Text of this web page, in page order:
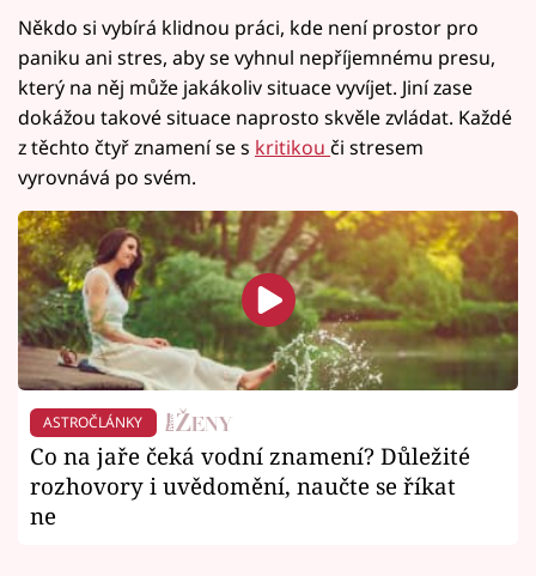
Někdo si vybírá klidnou práci, kde není prostor pro
paniku ani stres, aby se vyhnul nepříjemnému presu,
který na něj může jakákoliv situace vyvíjet. Jiní zase
dokážou takové situace naprosto skvěle zvládat. Každé
z těchto čtyř znamení se s kritikou či stresem
vyrovnává po svém.
ASTROČLÁNKY
Co na jaře čeká vodní znamení? Důležité
rozhovory i uvědomění, naučte se říkat
ne